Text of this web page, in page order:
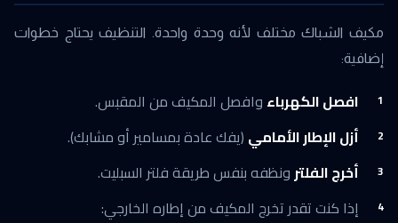
مكيف الشباك مختلف لأنه وحدة واحدة. التنظيف يحتاج خطوات
إضافية:
افصل الكهرباء وافصل المكيف من المقبس.
أزل الإطار الأمامي (يفك عادة بمسامير أو مشابك).
أخرج الفلترونظفه بنفس طريقة فلتر السبليت.
إذا كنت تقدر تخرج المكيف من إطاره الخارجي: